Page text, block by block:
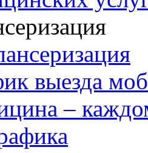
выезда
–